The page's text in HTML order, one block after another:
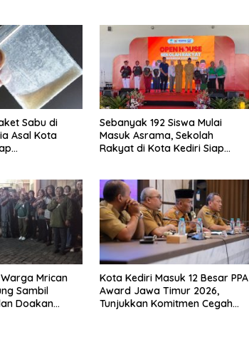
Sabu di
Asal Kota
Sebanyak 192 Siswa Mulai
Masuk Asrama, Sekolah
Rakyat di Kota Kediri Siap
Mrican
Sambil
Doakan
Kota Kediri Masuk 12 Besar PPA
Award Jawa Timur 2026,
Tunjukkan Komitmen Cegah